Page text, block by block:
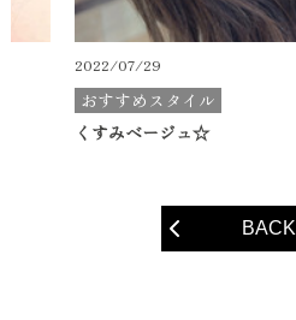
2022/07/29
おすすめスタイル
くすみベージュ☆
BACK